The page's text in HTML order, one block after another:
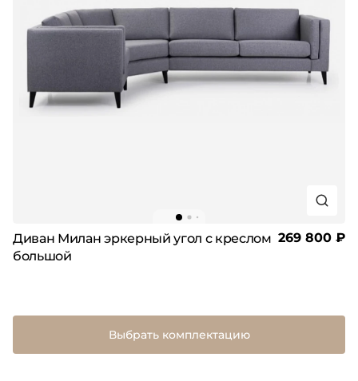
Диван Милан эркерный угол с креслом
большой
269 800 ₽
Выбрать комплектацию